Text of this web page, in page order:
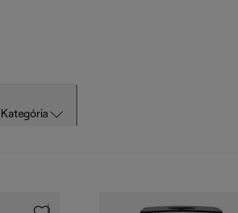
Kategória